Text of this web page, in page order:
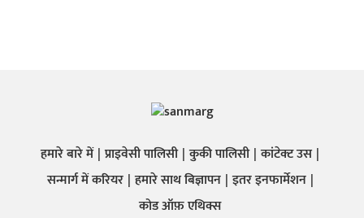
हमारे बारे में प्राइवेसी पालिसी कुकी पालिसी कांटेक्ट उस
सन्मार्ग में करियर हमारे साथ बिज्ञापन इतर इनफार्मेशन
कोड ऑफ़ एथिक्स